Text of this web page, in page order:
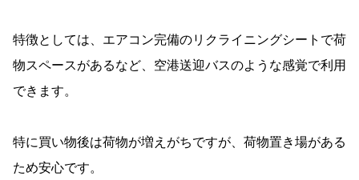
特徴としては、エアコン完備のリクライニングシートで荷
物スペースがあるなど、空港送迎バスのような感覚で利用
できます。
特に買い物後は荷物が増えがちですが、荷物置き場がある
ため安心です。